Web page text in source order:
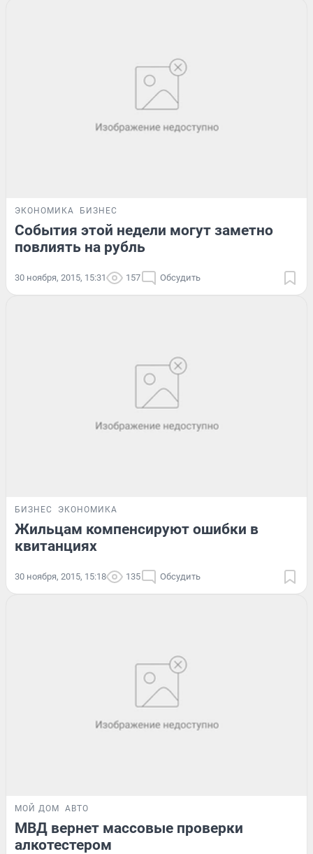
ЭКОНОМИКА БИЗНЕС
События этой недели могут заметно
повлиять на рубль
30 ноября, 2015, 15:31 157 Обсудить
БИЗНЕС ЭКОНОМИКА
Жильцам компенсируют ошибки в
квитанциях
30 ноября, 2015, 15:18 135 Обсудить
МОЙ ДОМ АВТО
МВД вернет массовые проверки
алкотестером